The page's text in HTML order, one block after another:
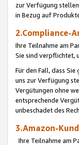
zur Verfügung
in Bezug auf
2.Compliance-
Ihre Teilnahme am
Sie sind verpflichtet,
Für den Fall, dass
uns zur Verfügung
Vergütungen ohne
entsprechende
unbeschadet des
3.Amazon-
Ihre Teilnahme am